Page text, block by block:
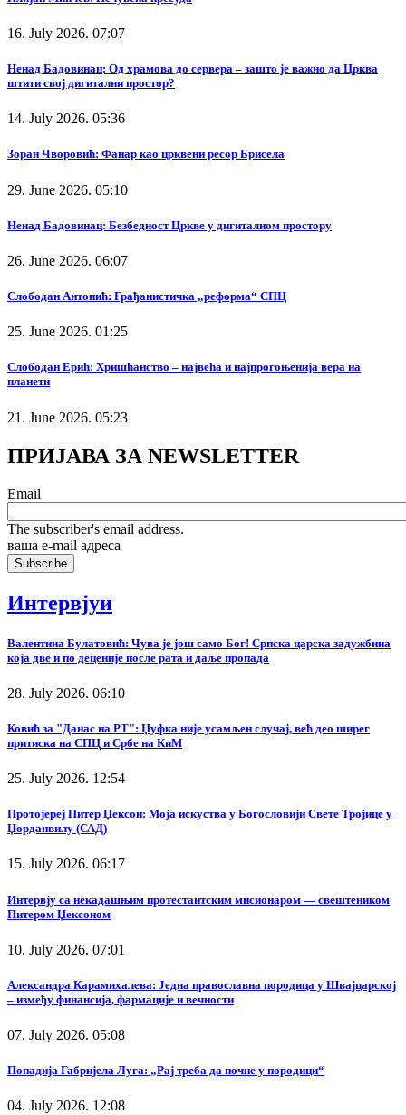
16. July 2026. 07:07
Ненад Бадовинац: Од храмова до сервера – зашто је важно да Црква
штити свој дигитални простор?
14. July 2026. 05:36
Зоран Чворовић: Фанар као црквени ресор Брисела
29. June 2026. 05:10
Ненад Бадовинац: Безбедност Цркве у дигиталном простору
26. June 2026. 06:07
Слободан Антонић: Грађанистичка „реформа“ СПЦ
25. June 2026. 01:25
Слободан Ерић: Хришћанство – највећа и најпрогоњенија вера на
планети
21. June 2026. 05:23
ПРИЈАВА ЗА NEWSLETTER
Email
The subscriber's email address.
ваша е-mail адреса
Интервјуи
Валентина Булатовић: Чува је још само Бог! Српска царска задужбина
која две и по деценије после рата и даље пропада
28. July 2026. 06:10
Ковић за "Данас на РТ": Џуфка није усамљен случај, већ део ширег
притиска на СПЦ и Србе на КиМ
25. July 2026. 12:54
Протојереј Питер Џексон: Моја искуства у Богословији Свете Тројице у
Џорданвилу (САД)
15. July 2026. 06:17
Интервју са некадашњим протестантским мисионаром — свештеником
Питером Џексоном
10. July 2026. 07:01
Александра Карамихалева: Једна православна породица у Швајцарској
– између финансија, фармације и вечности
07. July 2026. 05:08
Попадија Габријела Луга: „Рај треба да почне у породици“
04. July 2026. 12:08